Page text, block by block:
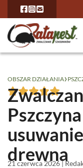
OBSZAR DZIAŁANIA›
drewna
21 czerwca 2026 |